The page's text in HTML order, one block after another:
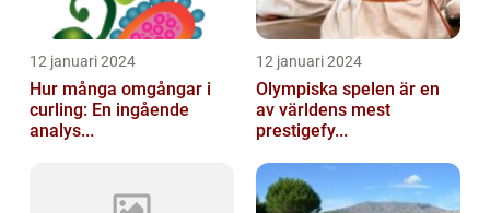
12 januari 2024
Hur många omgångar i
curling: En ingående
analys...
12 januari 2024
Olympiska spelen är en
av världens mest
prestigefy...